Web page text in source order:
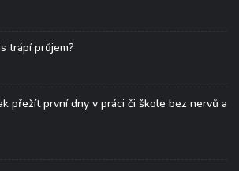
trápí průjem?
přežít první dny v práci či škole bez nervů a